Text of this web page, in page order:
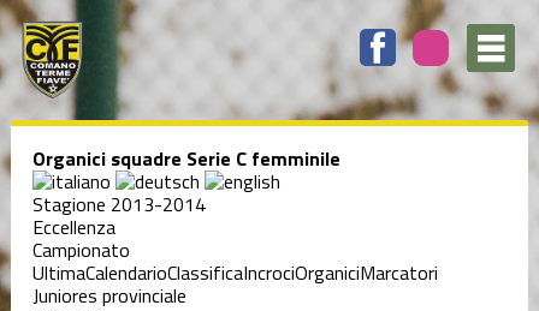
Organici squadre Serie C femminile
Stagione 2013-2014
Eccellenza
Campionato
UltimaCalendarioClassificaIncrociOrganiciMarcatori
Juniores provinciale